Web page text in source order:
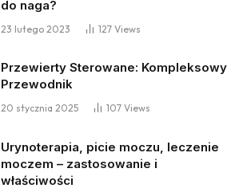
do naga?
23 lutego 2023 127 Views
Przewierty Sterowane: Kompleksowy
Przewodnik
20 stycznia 2025 107 Views
Urynoterapia, picie moczu, leczenie
moczem – zastosowanie i
właściwości